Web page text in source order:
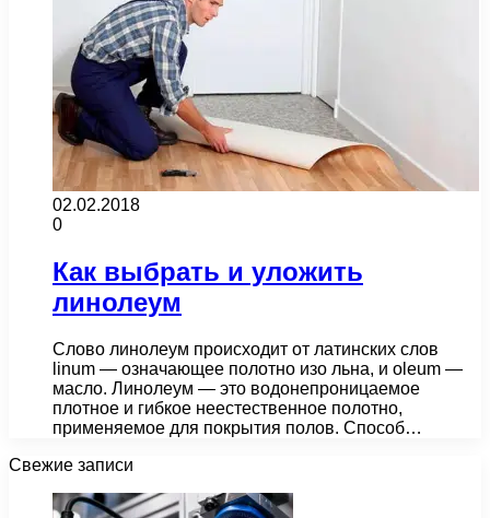
02.02.2018
0
Как выбрать и уложить
линолеум
Слово линолеум происходит от латинских слов
linum — означающее полотно изо льна, и oleum —
масло. Линолеум — это водонепроницаемое
плотное и гибкое неестественное полотно,
применяемое для покрытия полов. Способ…
Свежие записи